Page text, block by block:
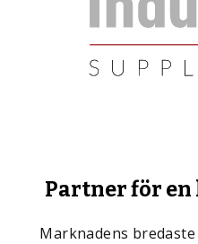
Partner för
Marknadens